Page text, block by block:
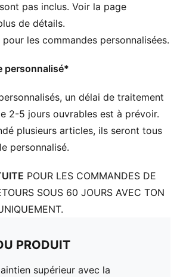
dense et ferme, conçu pour
bien aligné et centré à chaque
est composée d’au moins 30 %
avec zones ciblées pour la
Le renfort PWRTAPE offre
et un ajustement parfaitement
: 10 mm
: les surpronateurs
42)
: Caoutchouc
pas inclus. Voir la page
de détails.
les commandes personnalisées.
personnalisé*
un délai de traitement
2-5 jours ouvrables est à prévoir.
plusieurs articles, ils seront tous
personnalisé.
POUR LES COMMANDES DE
SOUS 60 JOURS AVEC TON
PRODUIT
supérieur avec la